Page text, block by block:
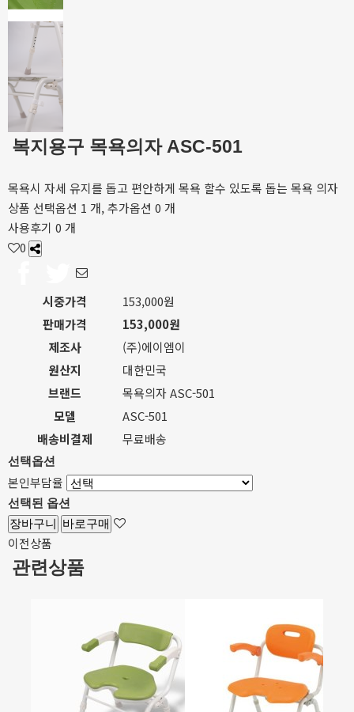
복지용구 목욕의자 ASC-501
목욕시 자세 유지를 돕고 편안하게 목욕 할수 있도록 돕는 목욕 의자
상품 선택옵션 1 개, 추가옵션 0 개
사용후기 0 개
0
시중가격
153,000원
판매가격
153,000원
제조사
(주)에이엠이
원산지
대한민국
브랜드
목욕의자 ASC-501
모델
ASC-501
배송비결제
무료배송
선택옵션
본인부담율
선택된 옵션
장바구니 바로구매
이전상품
관련상품